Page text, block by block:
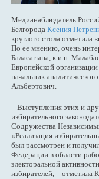
Медианаблюдатель
Белгорода Ксения
круглого стола отметила
По ее мнению, очень
Баласагына, к.и.н.
Европейской
начальник
Альбертович.
– Выступления этих и
избирательного
Содружества
«Реализация
был рассмотрен и
Федерации в области
электоральной
избирателей, – отметила